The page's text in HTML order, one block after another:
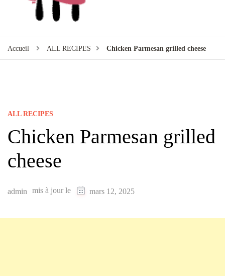
Accueil ALL RECIPES Chicken Parmesan grilled cheese
ALL RECIPES
Chicken Parmesan grilled
cheese
admin mis à jour le mars 12, 2025